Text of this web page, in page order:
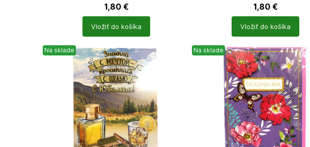
1,80 €
Vložiť do košíka
1,80 €
Vložiť do košíka
Na sklade Na sklade